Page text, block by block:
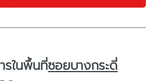
รในพื้นที่ซอยบางกระดี่